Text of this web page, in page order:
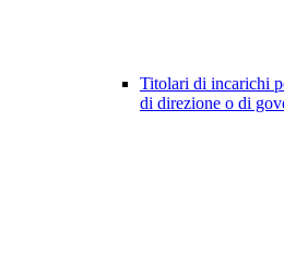
Titolari di incarichi
di direzione o di